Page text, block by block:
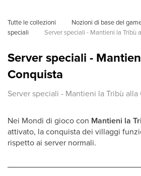
Tutte le collezioni Nozioni di base del
speciali
Server speciali - Mantieni la Tribù
Server speciali -
Conquista
Server speciali - Mantieni la Tribù
Nei Mondi di gioco con Mantieni la
attivato, la conquista dei villaggi
rispetto ai server normali.